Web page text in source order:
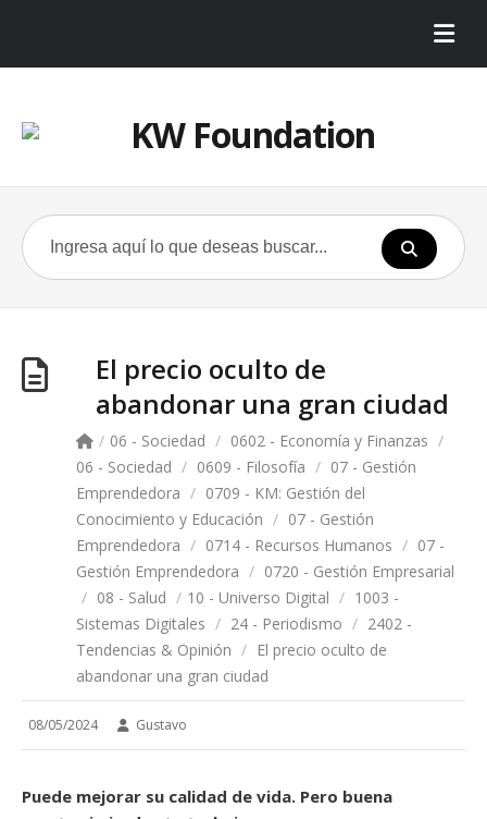
El precio oculto de
abandonar una gran ciudad
/ 06 - Sociedad / 0602 - Economía y Finanzas /
06 - Sociedad / 0609 - Filosofía / 07 - Gestión
Emprendedora / 0709 - KM: Gestión del
Conocimiento y Educación / 07 - Gestión
Emprendedora / 0714 - Recursos Humanos / 07 -
Gestión Emprendedora / 0720 - Gestión Empresarial
/ 08 - Salud / 10 - Universo Digital / 1003 -
Sistemas Digitales / 24 - Periodismo / 2402 -
Tendencias & Opinión / El precio oculto de
abandonar una gran ciudad
08/05/2024 Gustavo
Puede mejorar su calidad de vida. Pero buena